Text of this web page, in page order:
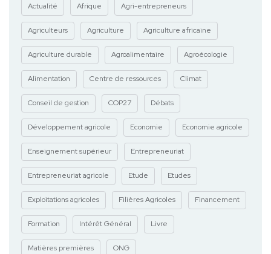
Actualité Afrique Agri-entrepreneurs
Agriculteurs Agriculture Agriculture africaine
Agriculture durable Agroalimentaire Agroécologie
Alimentation Centre de ressources Climat
Conseil de gestion COP27 Débats
Développement agricole Economie Economie agricole
Enseignement supérieur Entrepreneuriat
Entrepreneuriat agricole Etude Etudes
Exploitations agricoles Filières Agricoles Financement
Formation Intérêt Général Livre
Matières premières ONG